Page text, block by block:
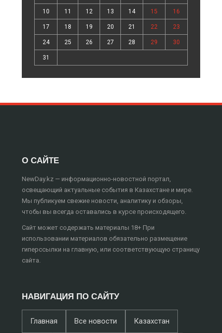
10 11 12 13 14 15 16
17 18 19 20 21 22 23
24 25 26 27 28 29 30
31
О САЙТЕ
NewDay.kz — информационно-новостной портал,
освещающий актуальные события в Казахстане и мире.
Мы публикуем свежие новости, аналитику и обзоры,
чтобы вы всегда оставались в курсе происходящего.
Сайт может содержать материалы 18+ При
использовании материалов обязательно размещение
гиперссылки на главную, или соответствующую страницу
сайта.
НАВИГАЦИЯ ПО САЙТУ
Главная Все новости Казахстан